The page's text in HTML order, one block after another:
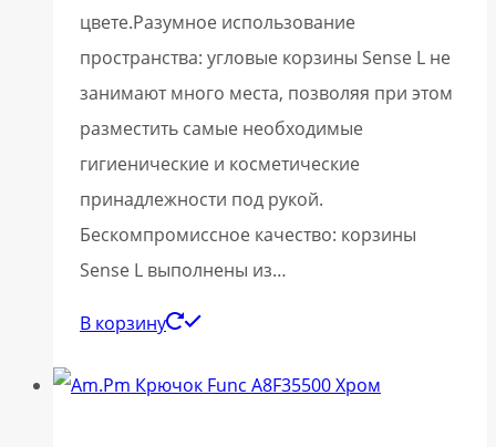
цвете.Разумное использование
пространства: угловые корзины Sense L не
занимают много места, позволяя при этом
разместить самые необходимые
гигиенические и косметические
принадлежности под рукой.
Бескомпромиссное качество: корзины
Sense L выполнены из…
В корзину